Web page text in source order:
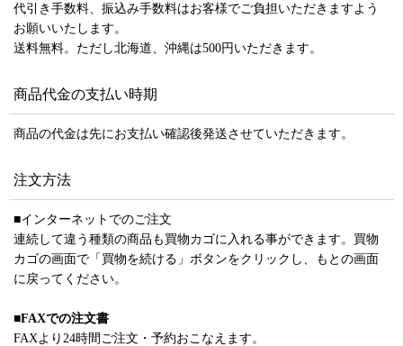
代引き手数料、振込み手数料はお客様でご負担いただきますよう
お願いいたします。
送料無料。ただし北海道、沖縄は500円いただきます。
商品代金の支払い時期
商品の代金は先にお支払い確認後発送させていただきます。
注文方法
■インターネットでのご注文
連続して違う種類の商品も買物カゴに入れる事ができます。買物
カゴの画面で「買物を続ける」ボタンをクリックし、もとの画面
に戻ってください。
■FAXでの注文書
FAXより24時間ご注文・予約おこなえます。